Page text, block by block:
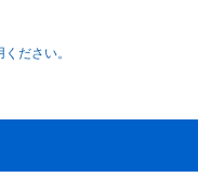
ださい。